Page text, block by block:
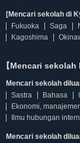
[Mencari sekolah di
Fukuoka
Saga
Kagoshima
【Mencari
Mencari sekolah
Sastra
Bahasa
Ekonomi,
Ilmu hubungan
Mencari sekolah